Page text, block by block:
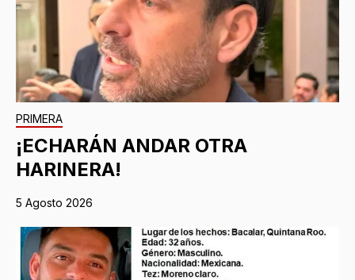
PRIMERA
¡ECHARÁN ANDAR OTRA
HARINERA!
5 Agosto 2026